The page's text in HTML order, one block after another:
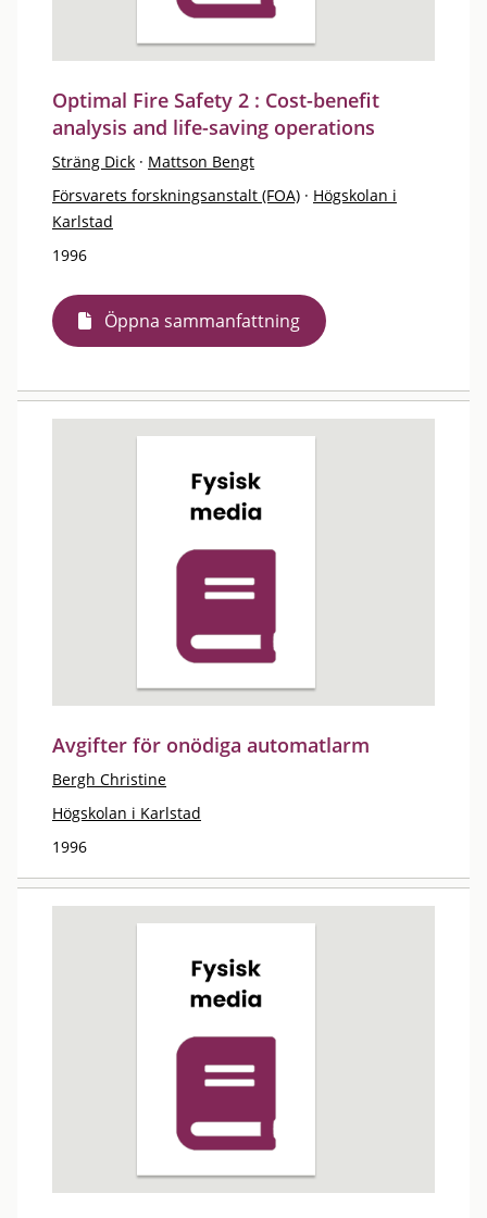
Optimal Fire Safety 2 : Cost-benefit
analysis and life-saving operations
Sträng Dick · Mattson Bengt
Försvarets forskningsanstalt (FOA) · Högskolan i
Karlstad
1996
Öppna sammanfattning
Avgifter för onödiga automatlarm
Bergh Christine
Högskolan i Karlstad
1996